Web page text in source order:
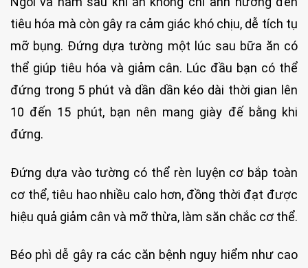
tiêu hóa mà còn gây ra cảm giác khó chịu, dễ tích tụ
mỡ bụng. Đứng dựa tường một lúc sau bữa ăn có
thể giúp tiêu hóa và giảm cân. Lúc đầu bạn có thể
đứng trong 5 phút và dần dần kéo dài thời gian lên
10 đến 15 phút, bạn nên mang giày đế bằng khi
đứng.
Đứng dựa vào tường có thể rèn luyện cơ bắp toàn
cơ thể, tiêu hao nhiều calo hơn, đồng thời đạt được
hiệu quả giảm cân và mỡ thừa, làm săn chắc cơ thể.
Béo phì dễ gây ra các căn bệnh nguy hiểm như cao